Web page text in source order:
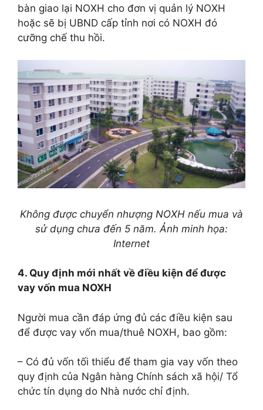
bàn giao lại NOXH cho đơn vị quản lý NOXH
hoặc sẽ bị UBND cấp tỉnh nơi có NOXH đó
cưỡng chế thu hồi.
Không được chuyển nhượng NOXH nếu mua và
sử dụng chưa đến 5 năm. Ảnh minh họa:
Internet
4. Quy định mới nhất về điều kiện để được
vay vốn mua NOXH
Người mua cần đáp ứng đủ các điều kiện sau
để được vay vốn mua/thuê NOXH, bao gồm:
– Có đủ vốn tối thiểu để tham gia vay vốn theo
quy định của Ngân hàng Chính sách xã hội/ Tổ
chức tín dụng do Nhà nước chỉ định.